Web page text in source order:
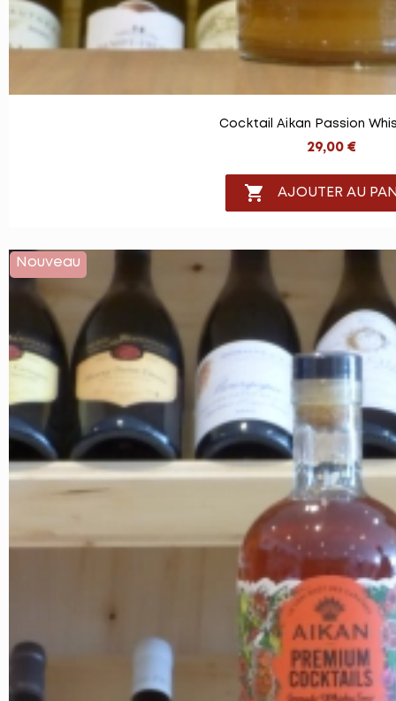
Cocktail Aikan Passion
29,00 €
 AJOUTER AU
Nouveau